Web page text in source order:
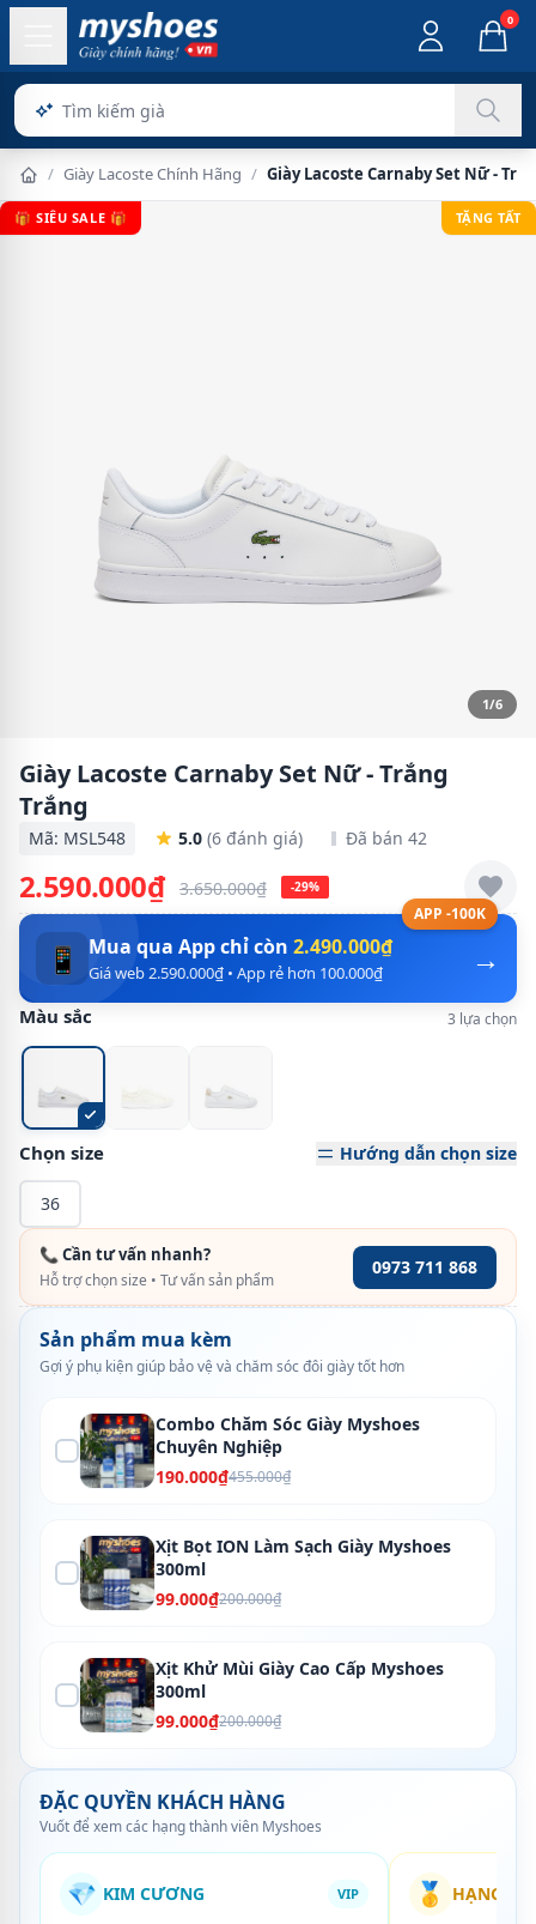
0
/ Giày Lacoste Chính Hãng / Giày Lacoste Carnaby Set Nữ -
🎁 SIÊU SALE 🎁 TẶNG TẤT
1/6
Giày Lacoste Carnaby Set Nữ - Trắng
Trắng
Mã: MSL548 5.0 (6 đánh giá) Đã bán 42
2.590.000₫ 3.650.000₫ -29%
APP -100K
→
📱 Mua qua App chỉ còn 2.490.000₫
Giá web 2.590.000₫ • App rẻ hơn 100.000₫
Màu sắc 3 lựa chọn
Chọn size Hướng dẫn chọn size
36
📞 Cần tư vấn nhanh?
Hỗ trợ chọn size • Tư vấn sản phẩm
0973 711 868
Sản phẩm mua kèm
Gợi ý phụ kiện giúp bảo vệ và chăm sóc đôi giày tốt hơn
Combo Chăm Sóc Giày Myshoes
Chuyên Nghiệp
190.000₫455.000₫
Xịt Bọt ION Làm Sạch Giày Myshoes
300ml
99.000₫200.000₫
Xịt Khử Mùi Giày Cao Cấp Myshoes
300ml
99.000₫200.000₫
ĐẶC QUYỀN KHÁCH HÀNG
Vuốt để xem các hạng thành viên Myshoes
💎 KIM CƯƠNG VIP 🥇 HẠNG